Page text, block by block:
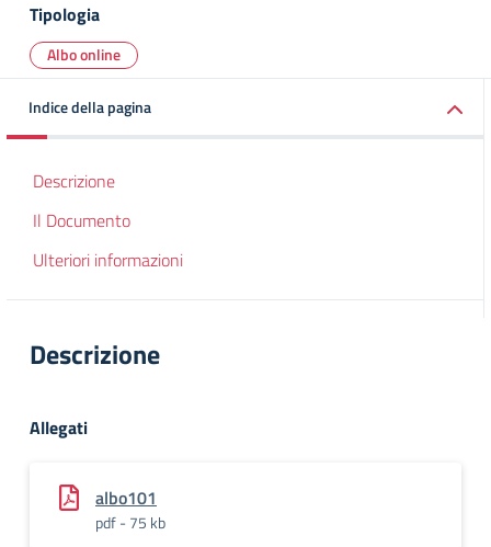
Tipologia
Albo online
Indice della pagina
Descrizione
Il Documento
Ulteriori informazioni
Descrizione
Allegati
albo101
pdf - 75 kb